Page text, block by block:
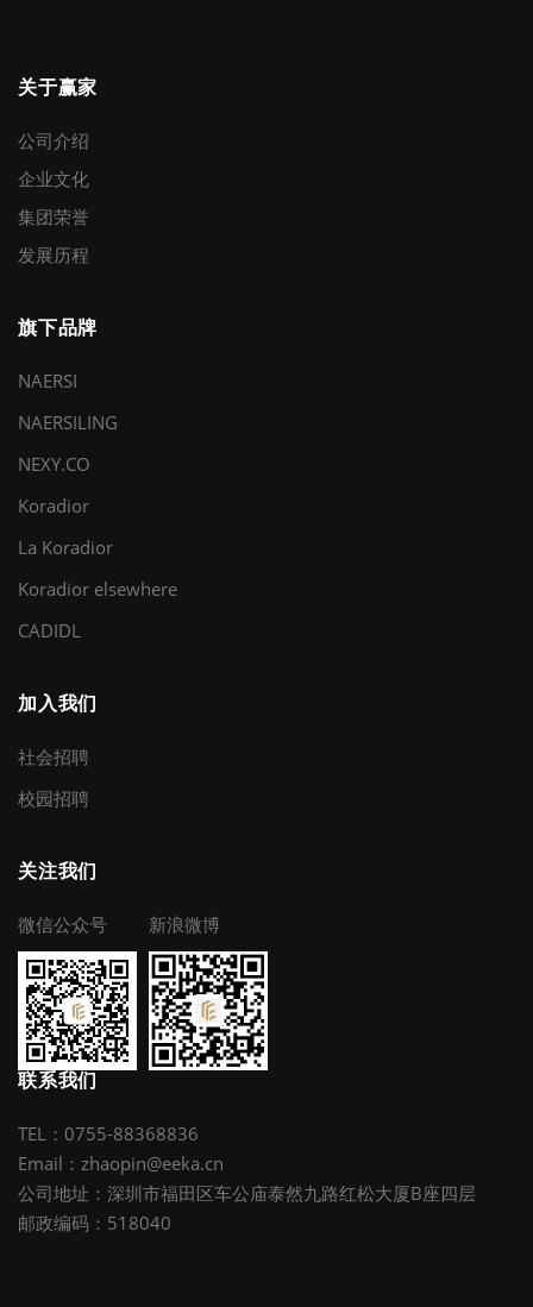
关于赢家
公司介绍
企业文化
集团荣誉
发展历程
旗下品牌
NAERSI
NAERSILING
NEXY.CO
Koradior
La Koradior
Koradior elsewhere
CADIDL
加入我们
社会招聘
校园招聘
关注我们
微信公众号 新浪微博
联系我们
TEL：0755-88368836
Email：zhaopin@eeka.cn
公司地址：深圳市福田区车公庙泰然九路红松大厦B座四层
邮政编码：518040